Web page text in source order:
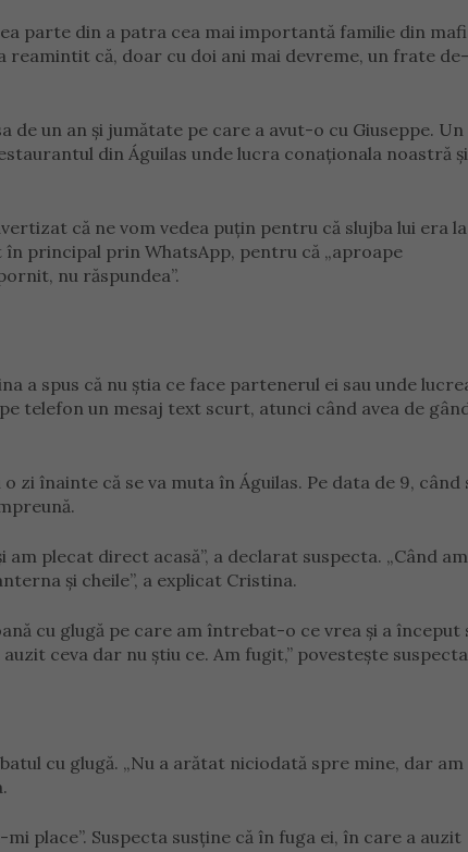
parte din a patra cea mai importantă familie din
reamintit că, doar cu doi ani mai devreme, un frate
un an și jumătate pe care a avut-o cu Giuseppe. Un
din Águilas unde lucra conaționala noastră
că ne vom vedea puțin pentru că slujba lui era la
în principal prin WhatsApp, pentru că „aproape
nu răspundea”.
a spus că nu știa ce face partenerul ei sau unde
telefon un mesaj text scurt, atunci când avea de
zi înainte că se va muta în Águilas. Pe data de 9, când
plecat direct acasă”, a declarat suspecta. „Când am
și cheile”, a explicat Cristina.
cu glugă pe care am întrebat-o ce vrea și a început
ceva dar nu știu ce. Am fugit,” povestește
cu glugă. „Nu a arătat niciodată spre mine, dar am
place”. Suspecta susține că în fuga ei, în care a auzit